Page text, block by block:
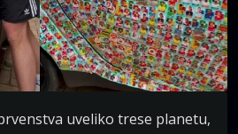
uveliko trese planetu,